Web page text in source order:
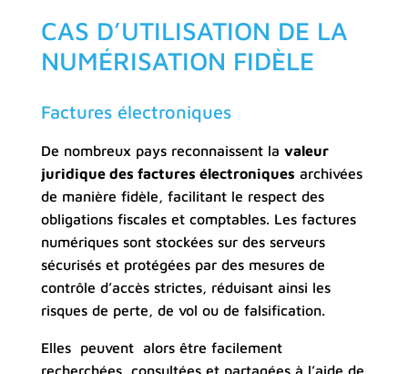
CAS D’UTILISATION DE LA
NUMÉRISATION FIDÈLE
Factures électroniques
De nombreux pays reconnaissent la valeur
juridique des factures électroniques archivées
de manière fidèle, facilitant le respect des
obligations fiscales et comptables. Les factures
numériques sont stockées sur des serveurs
sécurisés et protégées par des mesures de
contrôle d’accès strictes, réduisant ainsi les
risques de perte, de vol ou de falsification.
Elles peuvent alors être facilement
recherchées, consultées et partagées à l’aide de